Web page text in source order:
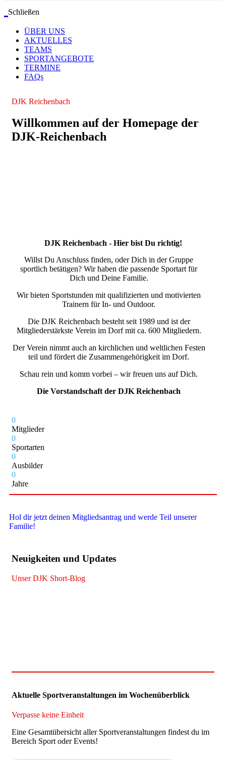
Schließen
ÜBER UNS
AKTUELLES
TEAMS
SPORTANGEBOTE
TERMINE
FAQs
DJK Reichenbach
Willkommen auf der Homepage der
DJK-Reichenbach
Willst Du Anschluss finden, oder Dich in der Gruppe
sportlich betätigen? Wir haben die passende Sportart für
Dich und Deine Familie.
Wir bieten Sportstunden mit qualifizierten und motivierten
Trainern für In- und Outdoor.
Die DJK Reichenbach besteht seit 1989 und ist der
Mitgliederstärkste Verein im Dorf mit ca. 600 Mitgliedern.
Der Verein nimmt auch an kirchlichen und weltlichen Festen
teil und fördert die Zusammengehörigkeit im Dorf.
Schau rein und komm vorbei – wir freuen uns auf Dich.
Die Vorstandschaft der DJK Reichenbach
DJK Reichenbach - Hier bist Du richtig!
0
Mitglieder
0
Sportarten
0
Ausbilder
0
Jahre
Hol dir jetzt deinen Mitgliedsantrag und werde Teil unserer
Familie!
Neuigkeiten und Updates
Unser DJK Short-Blog
Aktuelle Sportveranstaltungen im Wochenüberblick
Verpasse keine Einheit
Eine Gesamtübersicht aller Sportveranstaltungen findest du im
Bereich Sport oder Events!